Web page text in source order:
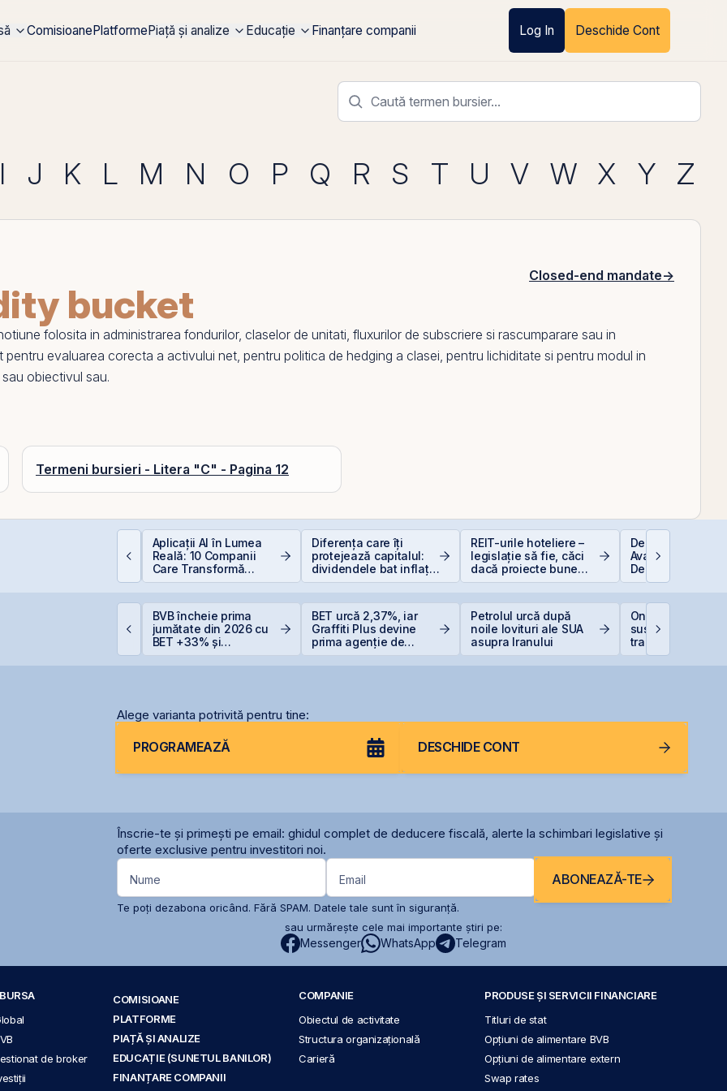
ComisioanePlatformePiață și analize Educație Finanțare companii Log In Deschide Cont
I J K L M N O P Q R S T U V W X Y Z
Closed-end mandate→
bucket
folosita in administrarea fondurilor, claselor de unitati, fluxurilor de subscriere si rascumparare sau in
pentru evaluarea corecta a activului net, pentru politica de hedging a clasei, pentru lichiditate si pentru modul in
obiectivul sau.
Termeni bursieri - Litera "C" - Pagina 12
Aplicații AI în Lumea
Reală: 10 Companii
Care Transformă
Industriile
Diferența care îți
protejează capitalul:
dividendele bat inflația
(+5% vs. −6%)
REIT-urile hoteliere –
legislație să fie, căci
dacă proiecte bune
sunt și banii se găsesc
Depozitele
Avantaje și
Dezavantaje
BVB încheie prima
jumătate din 2026 cu
BET +33% și
BET urcă 2,37%, iar
Graffiti Plus devine
prima agenție de
Petrolul urcă după
noile lovituri ale SUA
asupra Iranului
One United
suspendată de la
tranzacționare
oferta de
Alege varianta potrivită pentru tine:
PROGRAMEAZĂ DESCHIDE CONT
Înscrie-te și primești pe email: ghidul complet de deducere fiscală, alerte la schimbari legislative și
oferte exclusive pentru investitori noi.
Nume Email ABONEAZĂ-TE
Te poți dezabona oricând. Fără SPAM. Datele tale sunt în siguranță.
sau urmărește cele mai importante știri pe:
Messenger WhatsApp Telegram
de broker
COMISIOANE
PLATFORME
PIAȚĂ ȘI ANALIZE
EDUCAȚIE (SUNETUL BANILOR)
FINANȚARE COMPANII
COMPANIE
Obiectul de activitate
Structura organizațională
Carieră
PRODUSE ȘI SERVICII FINANCIARE
Titluri de stat
Opțiuni de alimentare BVB
Opțiuni de alimentare extern
Swap rates